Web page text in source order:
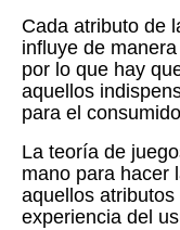
Cada atributo de
influye de
por lo que hay
aquellos
para el
La teoría de
mano para hacer
aquellos
experiencia del